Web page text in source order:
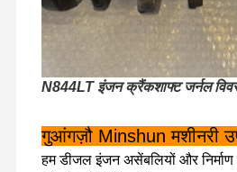
N844LT इंजन क्रैंकशाफ्ट जर्नल
गुआंगज़ौ Minshun मशीनरी
हम डीजल इंजन असेंबलियों और निर्माण